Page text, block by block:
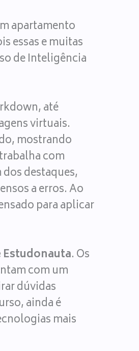
apartamento
essas e muitas
de Inteligência
até
virtuais.
mostrando
com
destaques,
a erros. Ao
para aplicar
Estudonauta. Os
com um
dúvidas
ainda é
mais